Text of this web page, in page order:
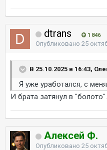
dtrans 1 846
Опубликовано 25
В 25.10.2025 в 16:43,
Я уже уработался, с меня
И брата затянул в
Алексей Ф.
Опубликовано 25